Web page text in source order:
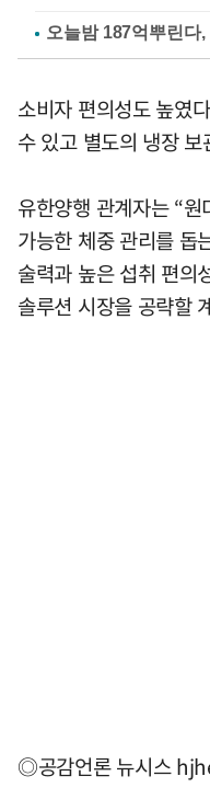
소비자 편의성도 높였
수 있고 별도의 냉장
유한양행 관계자는 “
가능한 체중 관리를 돕
술력과 높은 섭취 편의
솔루션 시장을 공략할
◎공감언론 뉴시스